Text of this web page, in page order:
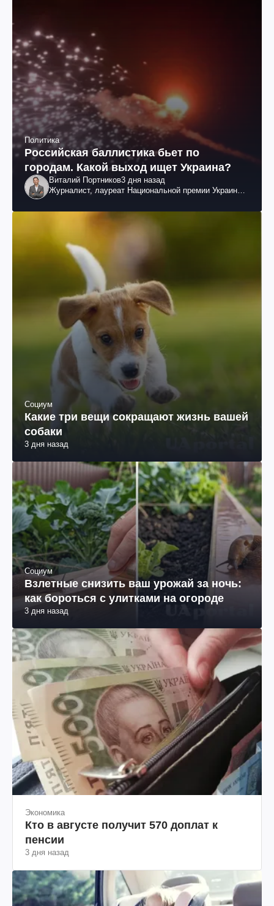
Политика
Российская баллистика бьет по
городам. Какой выход ищет Украина?
Виталий Портников3 дня назад
Журналист, лауреат Национальной премии Украины
Социум
Какие три вещи сокращают жизнь вашей
собаки
3 дня назад
Социум
Взлетные снизить ваш урожай за ночь:
как бороться с улитками на огороде
3 дня назад
Экономика
Кто в августе получит 570 доплат к
пенсии
3 дня назад